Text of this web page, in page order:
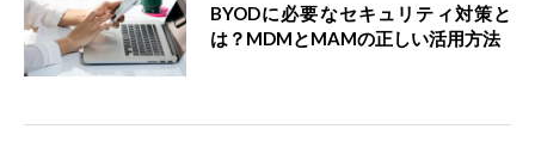
BYODに必要なセキュリティ対策と
は？MDMとMAMの正しい活用方法